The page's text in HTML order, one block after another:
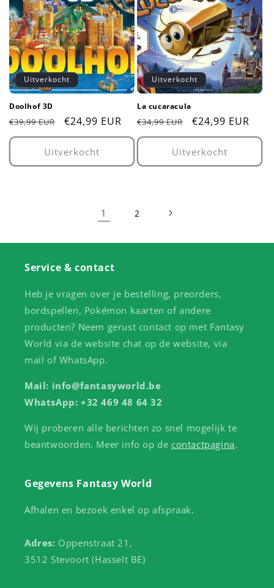
Uitverkocht
Doolhof 3D
Normale
prijs
€39,99 EUR Aanbiedingsprijs
€24,99 EUR
Uitverkocht
Uitverkocht
La cucaracula
Normale
prijs
€34,99 EUR €24,99 EUR
Uitverkocht
1 2
Service & contact
Heb je vragen over je bestelling, preorders,
bordspellen, Pokémon kaarten of andere
producten? Neem gerust contact op met Fantasy
World via de website chat op de website, via
mail of WhatsApp.
Mail: info@fantasyworld.be
WhatsApp: +32 469 48 64 32
Wij proberen alle berichten zo snel mogelijk te
beantwoorden. Meer info op decontactpagina.
Gegevens Fantasy World
Afhalen en bezoek enkel op afspraak.
Adres: Oppenstraat 21,
3512 Stevoort (Hasselt BE)